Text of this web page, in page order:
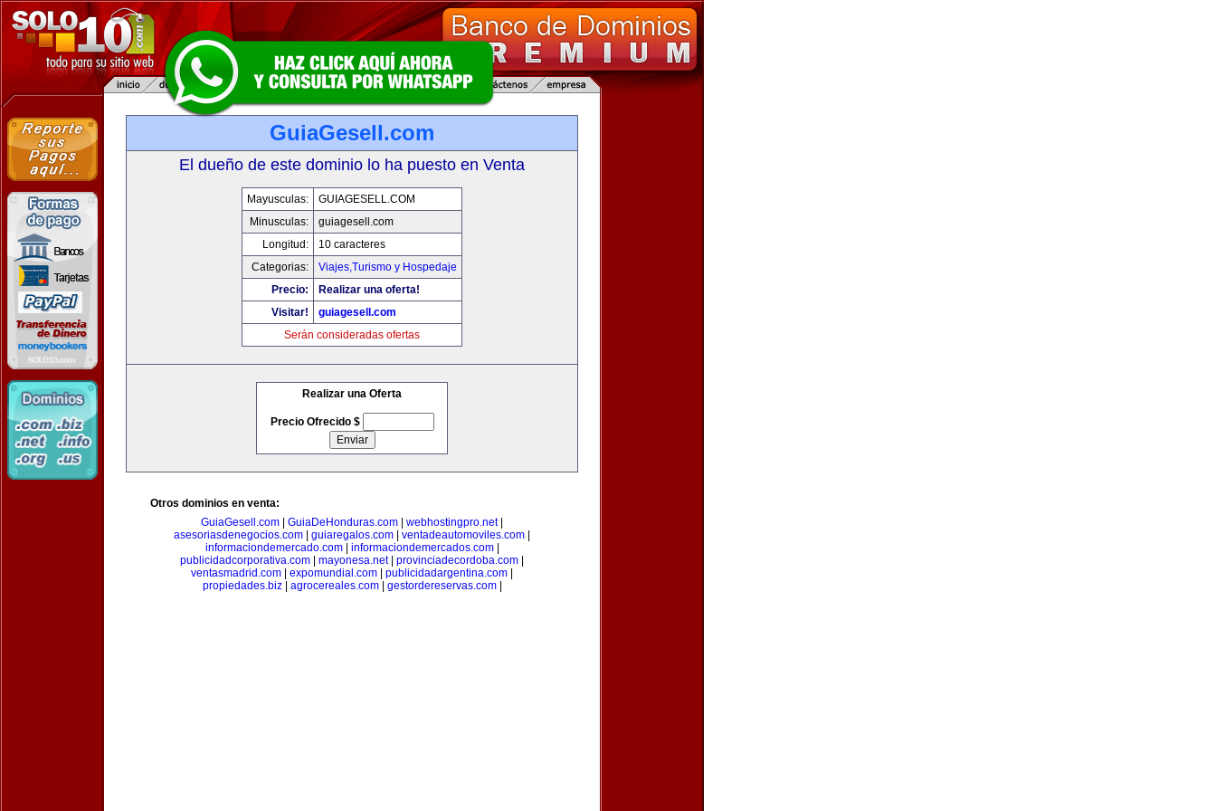
GuiaGesell.com
El dueño de este dominio lo ha puesto en Venta
Mayusculas:
GUIAGESELL.COM
Minusculas:
guiagesell.com
Longitud:
10 caracteres
Categorias:
Viajes,Turismo y Hospedaje
Precio:
Realizar una oferta!
Visitar!
guiagesell.com
Serán consideradas ofertas
Realizar una Oferta
Precio Ofrecido $
Otros dominios en venta:
GuiaGesell.com
GuiaDeHonduras.com webhostingpro.net|
asesoriasdenegocios.com
guiaregalos.com ventadeautomoviles.com
informaciondemercado.com| informaciondemercados.com|
publicidadcorporativa.com
mayonesa.net| provinciadecordoba.com
ventasmadrid.com
expomundial.com publicidadargentina.com
propiedades.biz| agrocereales.com| gestordereservas.com|